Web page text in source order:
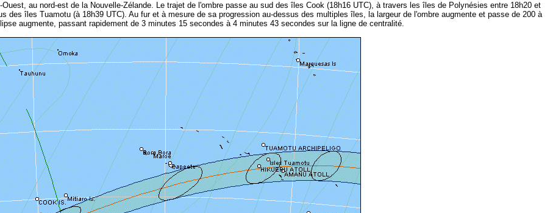
au nord-est de la Nouvelle-Zélande. Le trajet de l'ombre passe au sud des îles Cook (18h16 UTC), à travers les îles de Polynésies entre 18h20 et
des îles Tuamotu (à 18h39 UTC). Au fur et à mesure de sa progression au-dessus des multiples îles, la largeur de l'ombre augmente et passe de 200 à
augmente, passant rapidement de 3 minutes 15 secondes à 4 minutes 43 secondes sur la ligne de centralité.